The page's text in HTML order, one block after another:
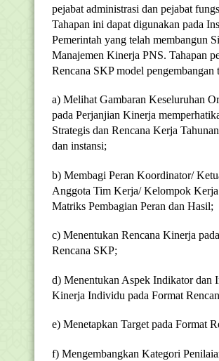
pejabat administrasi dan pejabat
Tahapan ini dapat digunakan pada
Pemerintah yang telah membangun
Manajemen Kinerja PNS. Tahapan
Rencana SKP model pengembangan
a) Melihat Gambaran Keseluruhan
pada Perjanjian Kinerja
Strategis dan Rencana Kerja
dan instansi;
b) Membagi Peran Koordinator/
Anggota Tim Kerja/ Kelompok Kerja
Matriks Pembagian Peran dan Hasil;
c) Menentukan Rencana Kinerja
Rencana SKP;
d) Menentukan Aspek Indikator dan
Kinerja Individu pada Format
e) Menetapkan Target pada Format
f) Mengembangkan Kategori